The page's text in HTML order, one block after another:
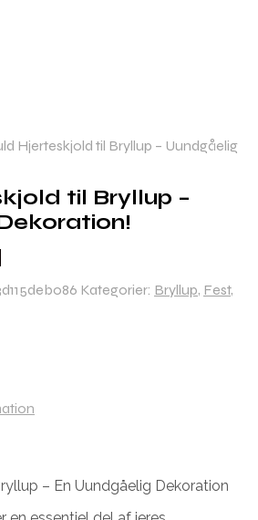
Hjerteskjold til Bryllup – Uundgåelig
til Bryllup –
Kategorier: Bryllup, Fest,
– En Uundgåelig Dekoration